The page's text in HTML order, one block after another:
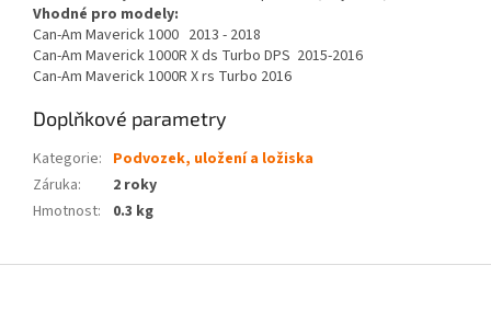
Vhodné pro modely:
Can-Am Maverick 1000 2013 - 2018
Can-Am Maverick 1000R X ds Turbo DPS 2015-2016
Can-Am Maverick 1000R X rs Turbo 2016
Doplňkové parametry
Kategorie: Podvozek, uložení a ložiska
Záruka:
2 roky
Hmotnost: 0.3 kg